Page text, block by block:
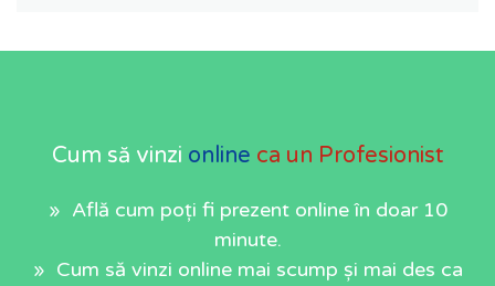
Cum să vinzi online ca un Profesionist
» Află cum poți fi prezent online în doar 10
minute.
» Cum să vinzi online mai scump și mai des ca